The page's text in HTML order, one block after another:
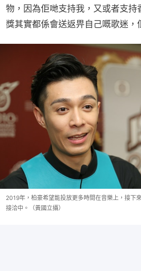
物，因為佢哋支持我，又或者支持
獎其實都係會送返畀自己嘅歌迷，
2019年，柏豪希望能投放更多時間在音樂上，接下
接洽中。（黃國立攝）